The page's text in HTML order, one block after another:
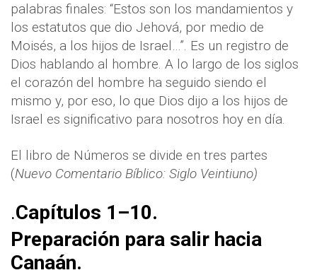
palabras finales: “Estos son los mandamientos y
los estatutos que dio Jehová, por medio de
Moisés, a los hijos de Israel…”. Es un registro de
Dios hablando al hombre. A lo largo de los siglos
el corazón del hombre ha seguido siendo el
mismo y, por eso, lo que Dios dijo a los hijos de
Israel es significativo para nosotros hoy en día.
El libro de Números se divide en tres partes
(Nuevo Comentario Bíblico: Siglo Veintiuno)
.Capítulos 1–10.
Preparación para salir hacia
Canaán.